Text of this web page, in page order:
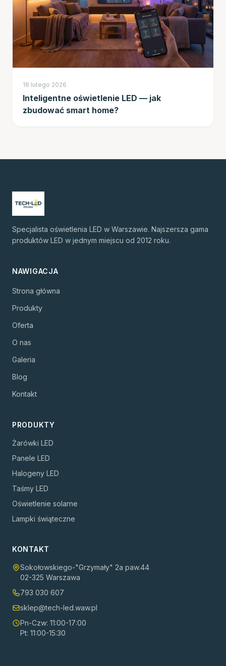
16 lutego 2026
Inteligentne oświetlenie LED — jak
zbudować smart home?
Specjalista oświetlenia LED w Warszawie. Najszersza gama
produktów LED w jednym miejscu od 2012 roku.
NAWIGACJA
Strona główna
Produkty
Oferta
O nas
Galeria
Blog
Kontakt
PRODUKTY
Żarówki LED
Panele LED
Halogeny LED
Taśmy LED
Oświetlenie solarne
Lampki świąteczne
KONTAKT
Sokołowskiego-"Grzymały" 2a paw.44
02-325 Warszawa
793 030 607
sklep@tech-led.waw.pl
Pn-Czw: 11:00-17:00
Pt: 11:00-15:30